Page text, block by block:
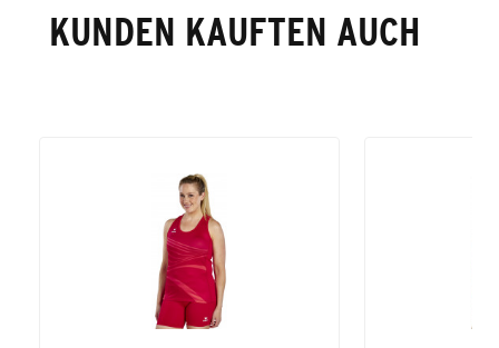
KUNDEN KAUFTEN AUCH